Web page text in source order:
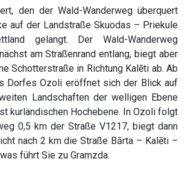
den der Wald-Wanderweg überquert
auf der Landstraße Skuodas – Priekule
gelangt. Der Wald-Wanderweg
am Straßenrand entlang, biegt aber
Schotterstraße in Richtung Kalēti ab. Ab
Dorfes Ozoli eröffnet sich der Blick auf
Landschaften der welligen Ebene
kurländischen Hochebene. In Ozoli folgt
0,5 km der Straße V1217, biegt dann
nach 2 km die Straße Bārta – Kalēti –
führt Sie zu Gramzda.